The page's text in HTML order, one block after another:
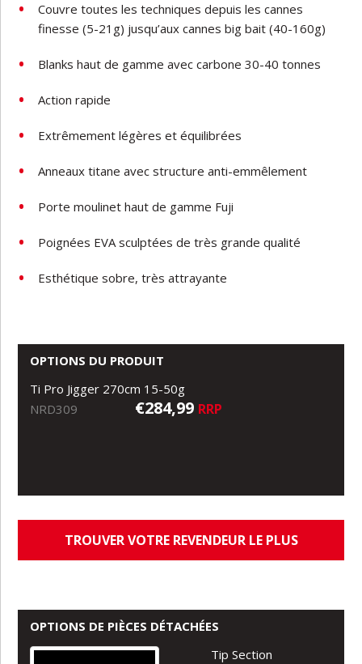
Couvre toutes les techniques depuis les cannes
finesse (5-21g) jusqu’aux cannes big bait (40-160g)
Blanks haut de gamme avec carbone 30-40 tonnes
Action rapide
Extrêmement légères et équilibrées
Anneaux titane avec structure anti-emmêlement
Porte moulinet haut de gamme Fuji
Poignées EVA sculptées de très grande qualité
Esthétique sobre, très attrayante
OPTIONS DU PRODUIT
Ti Pro Jigger 270cm 15-50g
NRD309
€284,99 RRP
TROUVER VOTRE REVENDEUR LE PLUS
OPTIONS DE PIÈCES DÉTACHÉES
Tip Section